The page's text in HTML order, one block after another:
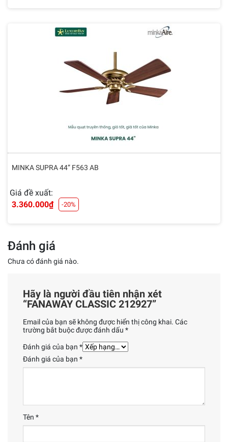
MINKA SUPRA 44” F563 AB
Giá đề xuất:
3.360.000₫ -20%
Đánh giá
Chưa có đánh giá nào.
Hãy là người đầu tiên nhận xét
“FANAWAY CLASSIC 212927”
Email của bạn sẽ không được hiển thị công khai. Các
trường bắt buộc được đánh dấu *
Đánh giá của bạn *
Đánh giá của bạn *
Tên *